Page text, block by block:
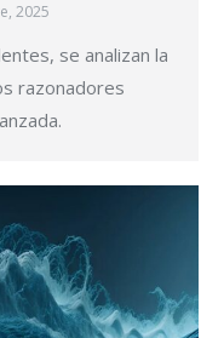
2025
se analizan la
razonadores